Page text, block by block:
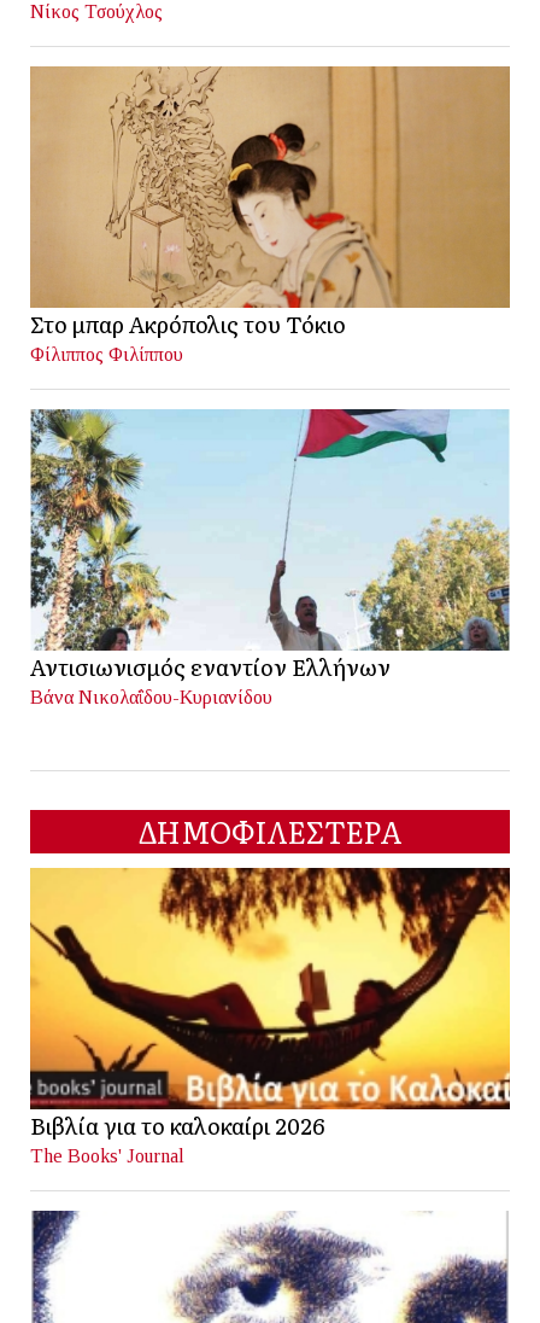
Νίκος Τσούχλος
Στο μπαρ Ακρόπολις του Τόκιο
Φίλιππος Φιλίππου
Αντισιωνισμός εναντίον Ελλήνων
Βάνα Νικολαΐδου-Κυριανίδου
ΔΗΜΟΦΙΛΕΣΤΕΡΑ
Βιβλία για το καλοκαίρι 2026
The Books' Journal